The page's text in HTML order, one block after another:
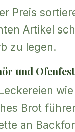
Preis
Artikel
zu legen.
und
Brot
an